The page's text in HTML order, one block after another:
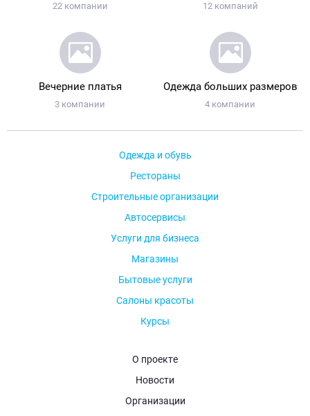
22 компании 12 компаний
Вечерние платья
3 компании
Одежда больших размеров
4 компании
Одежда и обувь
Рестораны
Строительные организации
Автосервисы
Услуги для бизнеса
Магазины
Бытовые услуги
Салоны красоты
Курсы
О проекте
Новости
Организации